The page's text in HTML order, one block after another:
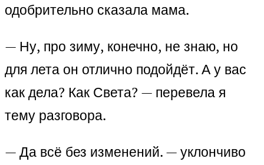
одобрительно сказала мама.
— Ну, про зиму, конечно, не знаю, но
для лета он отлично подойдёт. А у вас
как дела? Как Света? — перевела я
тему разговора.
— Да всё без изменений. — уклончиво